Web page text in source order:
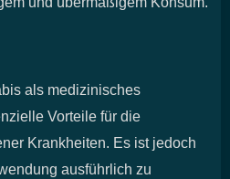
als medizinisches
Vorteile für die
Krankheiten. Es ist jedoch
ausführlich zu